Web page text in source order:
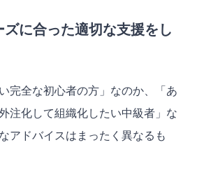
ズに合った適切な支援をし
完全な初心者の方」なのか、「あ
注化して組織化したい中級者」な
アドバイスはまったく異なるも